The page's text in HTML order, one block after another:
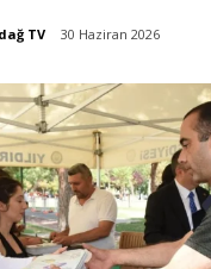
TV 30 Haziran 2026